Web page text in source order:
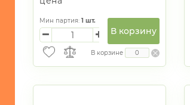
Мин партия: 1 шт.
В корзину
В корзине